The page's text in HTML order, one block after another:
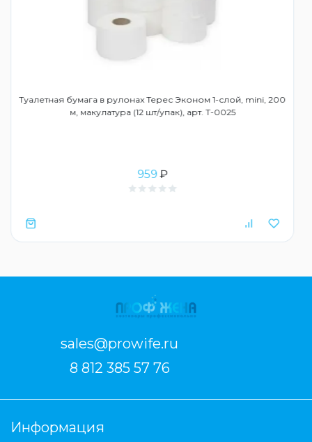
Туалетная бумага в рулонах Терес Эконом 1-слой, mini, 200
м, макулатура (12 шт/упак), арт. Т-0025
959₽
sales@prowife.ru
8 812 385 57 76
Информация